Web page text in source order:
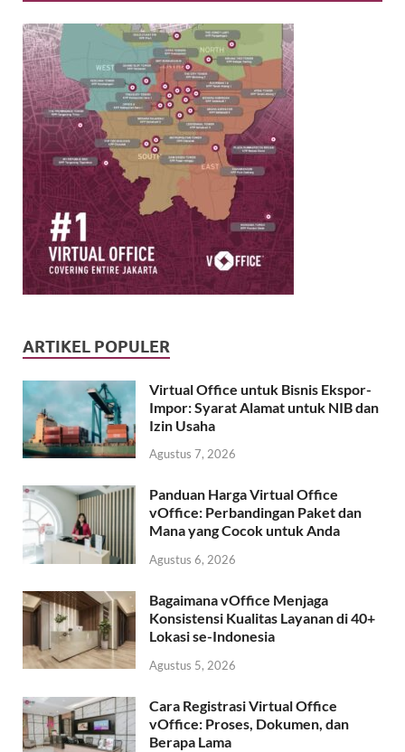
ARTIKEL POPULER
Virtual Office untuk Bisnis Ekspor-
Impor: Syarat Alamat untuk NIB dan
Izin Usaha
Agustus 7, 2026
Panduan Harga Virtual Office
vOffice: Perbandingan Paket dan
Mana yang Cocok untuk Anda
Agustus 6, 2026
Bagaimana vOffice Menjaga
Konsistensi Kualitas Layanan di 40+
Lokasi se-Indonesia
Agustus 5, 2026
Cara Registrasi Virtual Office
vOffice: Proses, Dokumen, dan
Berapa Lama